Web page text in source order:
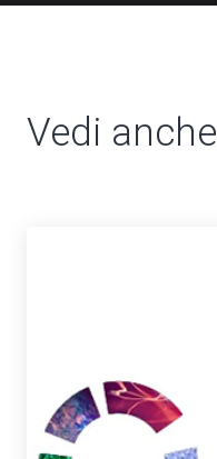
Vedi anche